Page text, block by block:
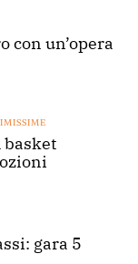
con un’opera
basket
gara 5